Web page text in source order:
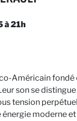
à 21h
Américain
son se
tension
moderne